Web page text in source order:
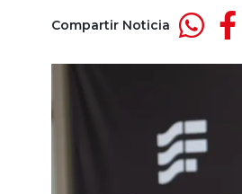
Compartir Noticia